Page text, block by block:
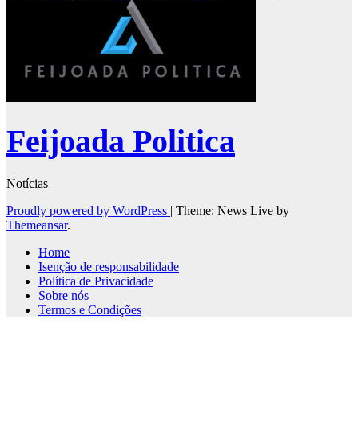
Feijoada Politica
Notícias
Proudly powered by WordPress | Theme: News Live by
Themeansar.
Home
Isenção de responsabilidade
Política de Privacidade
Sobre nós
Termos e Condições